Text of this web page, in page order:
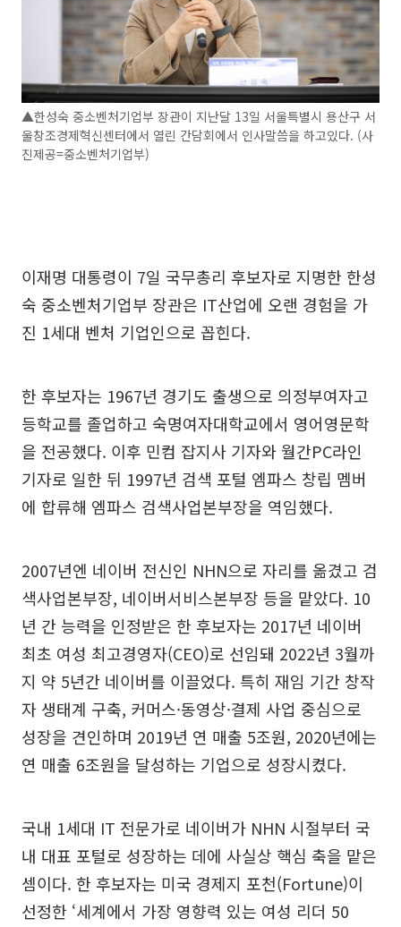
▲한성숙 중소벤처기업부 장관이 지난달 13일 서울특별시 용산구 서
울창조경제혁신센터에서 열린 간담회에서 인사말씀을 하고있다. (사
진제공=중소벤처기업부)
이재명 대통령이 7일 국무총리 후보자로 지명한 한성
숙 중소벤처기업부 장관은 IT산업에 오랜 경험을 가
진 1세대 벤처 기업인으로 꼽힌다.
한 후보자는 1967년 경기도 출생으로 의정부여자고
등학교를 졸업하고 숙명여자대학교에서 영어영문학
을 전공했다. 이후 민컴 잡지사 기자와 월간PC라인
기자로 일한 뒤 1997년 검색 포털 엠파스 창립 멤버
에 합류해 엠파스 검색사업본부장을 역임했다.
2007년엔 네이버 전신인 NHN으로 자리를 옮겼고 검
색사업본부장, 네이버서비스본부장 등을 맡았다. 10
년 간 능력을 인정받은 한 후보자는 2017년 네이버
최초 여성 최고경영자(CEO)로 선임돼 2022년 3월까
지 약 5년간 네이버를 이끌었다. 특히 재임 기간 창작
자 생태계 구축, 커머스·동영상·결제 사업 중심으로
성장을 견인하며 2019년 연 매출 5조원, 2020년에는
연 매출 6조원을 달성하는 기업으로 성장시켰다.
국내 1세대 IT 전문가로 네이버가 NHN 시절부터 국
내 대표 포털로 성장하는 데에 사실상 핵심 축을 맡은
셈이다. 한 후보자는 미국 경제지 포천(Fortune)이
선정한 ‘세계에서 가장 영향력 있는 여성 리더 50